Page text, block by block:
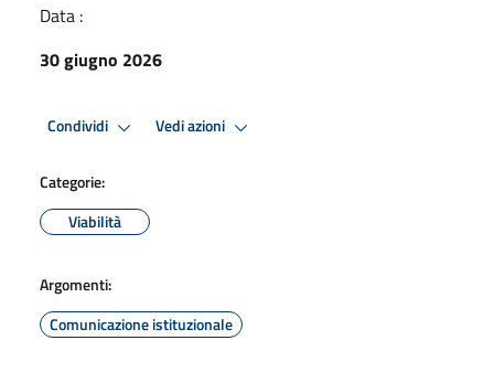
Data :
30 giugno 2026
Condividi Vedi azioni
Categorie:
Viabilità
Argomenti:
Comunicazione istituzionale